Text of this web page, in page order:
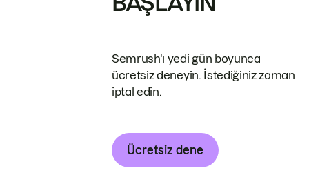
Semrush'ı yedi gün boyunca
ücretsiz deneyin. İstediğiniz zaman
iptal edin.
Ücretsiz dene